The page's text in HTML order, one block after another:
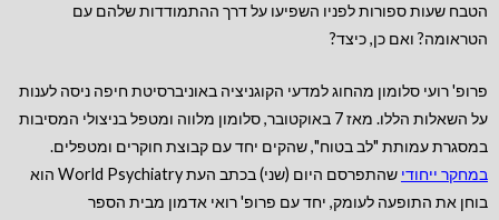
הטבח שעות ספורות לפניו השפיעו על דרך ההתמודדות שלהם עם
הטראומה? ואם כן, כיצד?
פרופ' רועי סלומון מהחוג למדעי הקוגניציה באוניברסיטת חיפה ניסה לענות
על השאלות הללו. מאז 7 באוקטובר, סלומון מלווה ומטפל בניצולי המסיבות
במסגרת עמותת "לב בטוח", שהקים יחד עם קבוצת חוקרים ומטפלים.
במחקר ייחודי
שהתפרסם היום (שני) בכתב העת World Psychiatry הוא
בוחן את התופעה לעומק, יחד עם פרופ' רואי אדמון מבית הספר